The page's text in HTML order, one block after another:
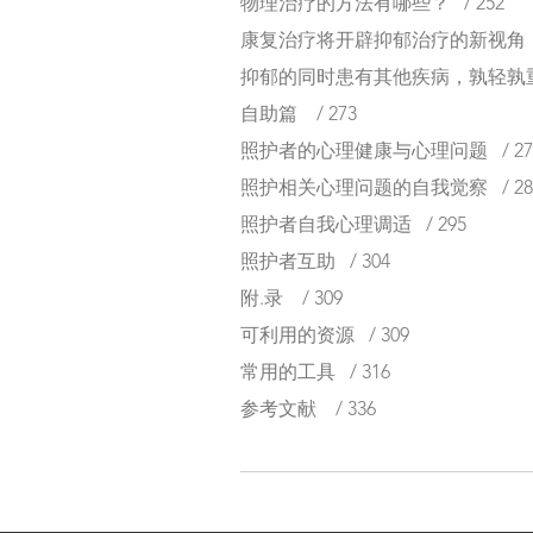
物理治疗的方法有哪些？ / 252
康复治疗将开辟抑郁治疗的新视
抑郁的同时患有其他疾病，孰轻
自助篇 / 273
照护者的心理健康与心理问题 /
照护相关心理问题的自我觉察 /
照护者自我心理调适 / 295
照护者互助 / 304
附.录 / 309
可利用的资源 / 309
常用的工具 / 316
参考文献 / 336